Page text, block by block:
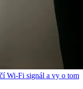
Wi-Fi signál a vy o tom